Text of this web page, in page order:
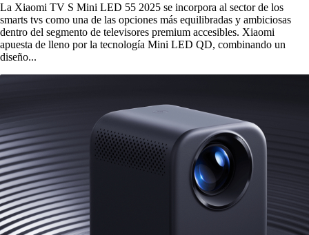
La Xiaomi TV S Mini LED 55 2025 se incorpora al sector de los
smarts tvs como una de las opciones más equilibradas y ambiciosas
dentro del segmento de televisores premium accesibles. Xiaomi
apuesta de lleno por la tecnología Mini LED QD, combinando un
diseño...